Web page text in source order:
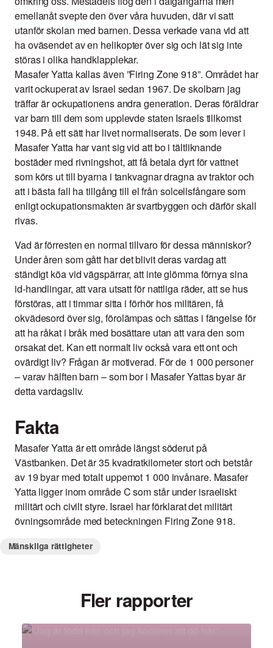
emellanåt svepte den över våra huvuden, där vi satt
utanför skolan med barnen. Dessa verkade vana vid att
ha oväsendet av en helikopter över sig och lät sig inte
störas i olika handklapplekar.
Masafer Yatta kallas även ”Firing Zone 918”. Området har
varit ockuperat av Israel sedan 1967. De skolbarn jag
träffar är ockupationens andra generation. Deras föräldrar
var barn till dem som upplevde staten Israels tillkomst
1948. På ett sätt har livet normaliserats. De som lever i
Masafer Yatta har vant sig vid att bo i tältliknande
bostäder med rivningshot, att få betala dyrt för vattnet
som körs ut till byarna i tankvagnar dragna av traktor och
att i bästa fall ha tillgång till el från solcellsfångare som
enligt ockupationsmakten är svartbyggen och därför skall
rivas.
Vad är förresten en normal tillvaro för dessa människor?
Under åren som gått har det blivit deras vardag att
ständigt köa vid vägspärrar, att inte glömma förnya sina
id-handlingar, att vara utsatt för nattliga räder, att se hus
förstöras, att i timmar sitta i förhör hos militären, få
okvädesord över sig, förolämpas och sättas i fängelse för
att ha råkat i bråk med bosättare utan att vara den som
orsakat det. Kan ett normalt liv också vara ett ont och
ovärdigt liv? Frågan är motiverad. För de 1 000 personer
– varav hälften barn – som bor i Masafer Yattas byar är
detta vardagsliv.
Fakta
Masafer Yatta är ett område längst söderut på
Västbanken. Det är 35 kvadratkilometer stort och betstår
av 19 byar med totalt uppemot 1 000 invånare. Masafer
Yatta ligger inom område C som står under israeliskt
militärt och civilt styre. Israel har förklarat det militärt
övningsområde med beteckningen Firing Zone 918.
Mänskliga rättigheter
Fler rapporter